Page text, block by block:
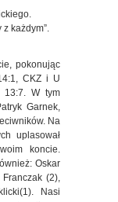
z każdym”.
pokonując
CKZ i U
13:7. W tym
Garnek,
Na
uplasował
koncie.
Oskar
Franczak (2),
Nasi